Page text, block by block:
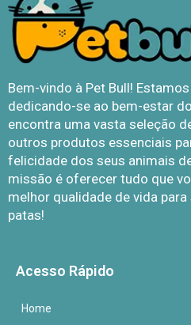
Bem-vindo à Pet Bull!
dedicando-se ao bem-estar
encontra uma vasta seleção
outros produtos essenciais
felicidade dos seus animais
missão é oferecer tudo que
melhor qualidade de vida
patas!
Acesso Rápido
Home